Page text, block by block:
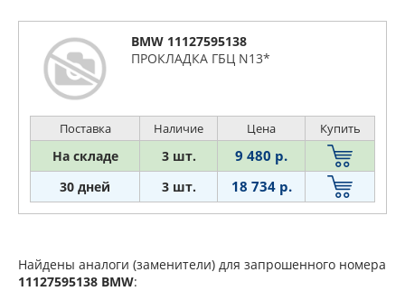
BMW 11127595138
ПРОКЛАДКА ГБЦ N13*
Поставка Наличие Цена Купить
На складе 3 шт. 9 480 р.
30 дней 3 шт. 18 734 р.
Найдены аналоги (заменители) для запрошенного номера
11127595138 BMW: